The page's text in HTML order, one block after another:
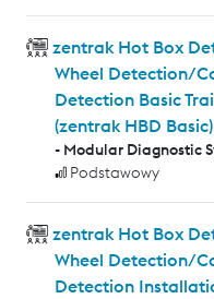
zentrak Hot Box
Wheel Detection/
Detection Basic
(zentrak HBD Basic)
- Modular Diagnostic
Podstawowy
zentrak Hot Box
Wheel Detection/
Detection